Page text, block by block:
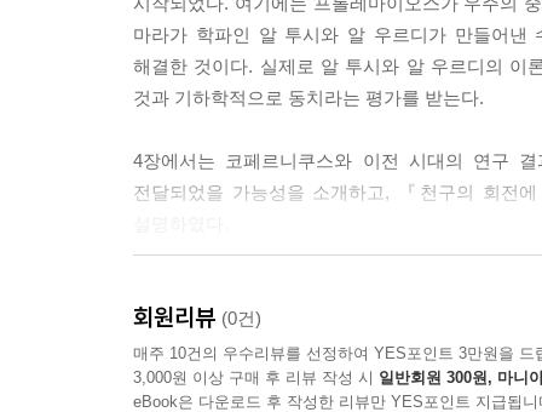
알 콰리즈미는 825년경 칼리프 알 마문의 지시로
오래된 이슬람 지즈이다. 10세기에 이 지즈의 개
의 실제 위치 계산, 사인과 탄젠트 표, 구면천문학
그리스에서는 각에 대한 현의 길이를 정리한 표
로 발전시켜 기하적으로만 다루던 것을 계산으로
러면 등각속도점이라는 설정 없이도 사실은 등속
는 것처럼 보이는 것은 그것이 진동하듯 운동하기
--- p.125
마라가 학파인 알 투시와 알 우르디가 만들어낸
해결한 것이다. 실제로 알 투시와 알 우르디의 이
것과 기하학적으로 동치라는 평가를 받는다.
4장에서는 코페르니쿠스와 이전 시대의 연구
전달되었을 가능성을 소개하고, 『천구의 회전
증명하는 과정에서 근대의 합리성이 아니라 신플
나와 세계에 대한 해석
회원리뷰 (0건)
매주 10건의 우수리뷰를 선정하여 YES포인트 3만원을 드
3,000원 이상 구매 후 리뷰 작성 시 일반회원 300원, 마니
eBook은 다운로드 후 작성한 리뷰만 YES포인트 지급됩니